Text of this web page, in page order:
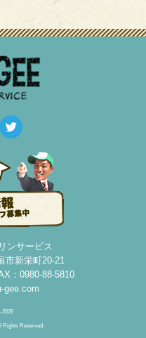
ンサービス
市新栄町20-21
：0980-88-5810
gee.com
2026
Reserved.